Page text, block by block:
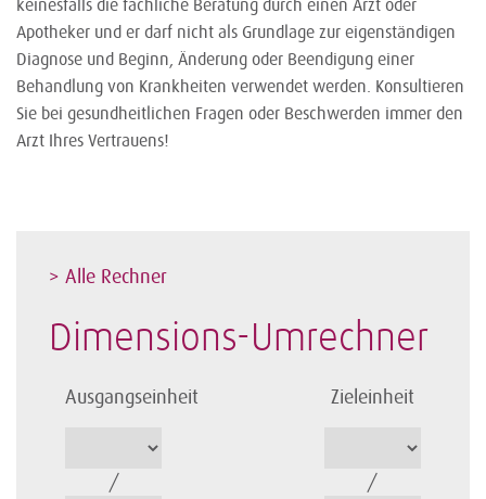
keinesfalls die fachliche Beratung durch einen Arzt oder
Apotheker und er darf nicht als Grundlage zur eigenständigen
Diagnose und Beginn, Änderung oder Beendigung einer
Behandlung von Krankheiten verwendet werden. Konsultieren
Sie bei gesundheitlichen Fragen oder Beschwerden immer den
Arzt Ihres Vertrauens!
> Alle Rechner
Dimensions-Umrechner
Ausgangseinheit Zieleinheit
/ /